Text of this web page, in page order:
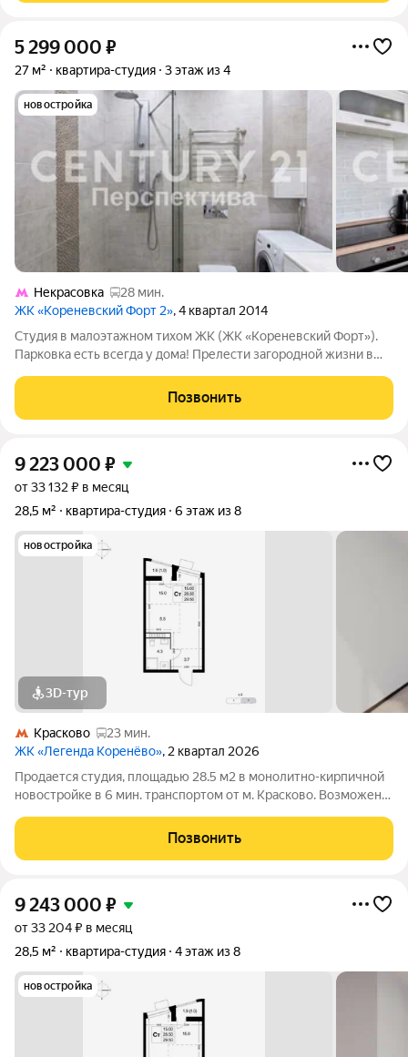
5 299 000 ₽
27 м² квартира-студия 3 этаж из 4
новостройка
Некрасовка
28 мин.
ЖК «Кореневский Форт 2», 4 квартал 2014
Студия в малоэтажном тихом ЖК (ЖК «Кореневский Форт»).
Парковка есть всегда у дома! Прелести загородной жизни в
доме 2014 г.п., 3 этаж из 4-х. Простор и свет - потолки 2,8 м.,
закрытая лоджия с
Позвонить
9 223 000 ₽
от 33 132 ₽ в месяц
28,5 м²
квартира-студия 6 этаж из 8
новостройка
3D-тур
Красково
23 мин.
ЖК «Легенда Коренёво», 2 квартал 2026
Продается студия, площадью 28.5 м2 в монолитно-кирпичной
новостройке в 6 мин. транспортом от м. Красково. Возможен
возможна покупка с использованием материнского капитала.
Жилая площадь 15 м2, кухня
Позвонить
9 243 000 ₽
от 33 204 ₽ в месяц
28,5 м²
квартира-студия 4 этаж из 8
новостройка